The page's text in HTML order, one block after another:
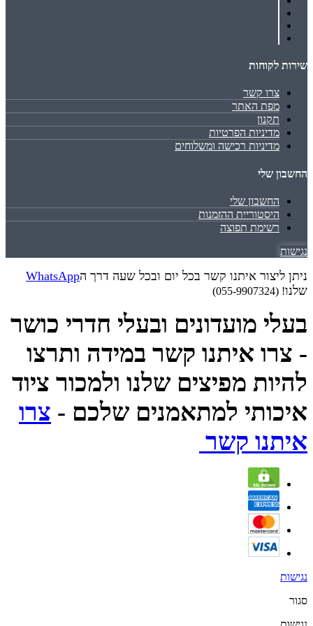
שירות לקוחות
צרו קשר
מפת האתר
תקנון
מדיניות הפרטיות
מדיניות רכישה ומשלוחים
החשבון שלי
החשבון שלי
היסטוריית ההזמנות
רשימת תפוצה
נגישות
ניתן ליצור איתנו קשר בכל יום ובכל שעה דרך הWhatsApp
שלנו! (055-9907324)
בעלי מועדונים ובעלי חדרי כושר
- צרו איתנו קשר במידה ותרצו
להיות מפיצים שלנו ולמכור ציוד
איכותי למתאמנים שלכם - צרו
איתנו קשר
נגישות
סגור